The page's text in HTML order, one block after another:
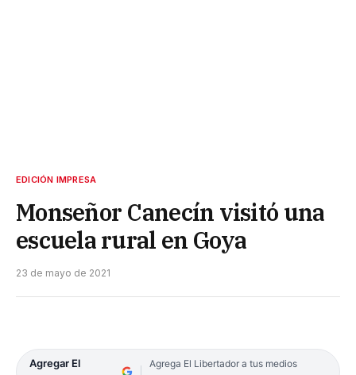
EDICIÓN IMPRESA
Monseñor Canecín visitó una
escuela rural en Goya
23 de mayo de 2021
Agregar El
Agrega El Libertador a tus medios